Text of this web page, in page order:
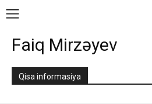
Faiq Mirzəyev
Qisa informasiya